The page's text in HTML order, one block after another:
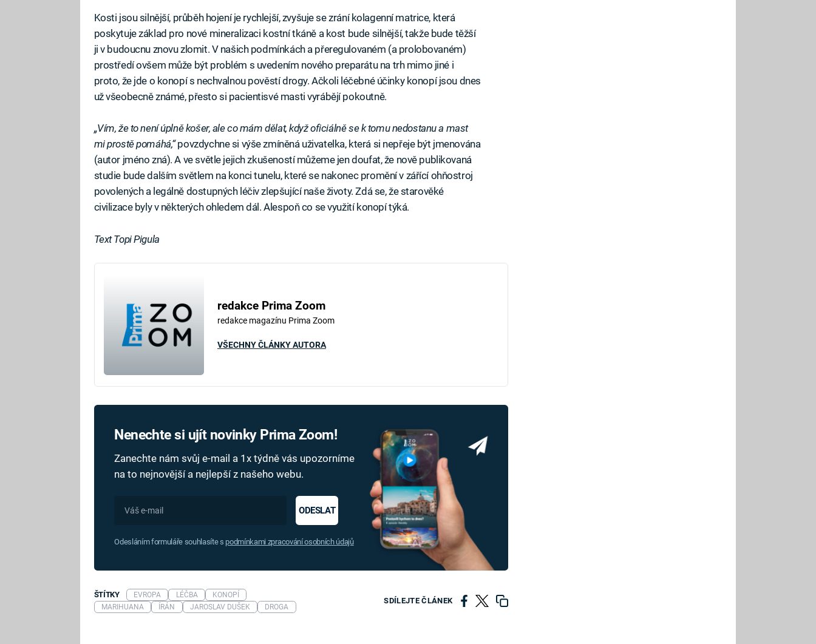
Kosti jsou silnější, průběh hojení je rychlejší, zvyšuje se zrání kolagenní matrice, která
poskytuje základ pro nové mineralizaci kostní tkáně a kost bude silnější, takže bude těžší
ji v budoucnu znovu zlomit. V našich podmínkách a přeregulovaném (a prolobovaném)
prostředí ovšem může být problém s uvedením nového preparátu na trh mimo jiné i
proto, že jde o konopí s nechvalnou pověstí drogy. Ačkoli léčebné účinky konopí jsou dnes
už všeobecně známé, přesto si pacientisvé masti vyrábějí pokoutně.
„Vím, že to není úplně košer, ale co mám dělat, když oficiálně se k tomu nedostanu a mast
mi prostě pomáhá,“povzdychne si výše zmíněná uživatelka, která si nepřeje být jmenována
(autor jméno zná). A ve světle jejich zkušeností můžeme jen doufat, že nově publikovaná
studie bude dalším světlem na konci tunelu, které se nakonec promění v zářící ohňostroj
povolených a legálně dostupných léčiv zlepšující naše životy. Zdá se, že starověké
civilizace byly v některých ohledem dál. Alespoň co se využití konopí týká.
Text Topi Pigula
redakce Prima Zoom
redakce magazínu Prima Zoom
VŠECHNY ČLÁNKY AUTORA
Nenechte si ujít novinky Prima Zoom!
Zanechte nám svůj e-mail a 1x týdně vás upozorníme
na to nejnovější a nejlepší z našeho webu.
ODESLAT
Odesláním formuláře souhlasíte s podmínkami zpracování osobních údajů
SDÍLEJTE ČLÁNEK
ŠTÍTKY EVROPA LÉČBA
KONOPÍ
MARIHUANA
ÍRÁN JAROSLAV DUŠEK DROGA